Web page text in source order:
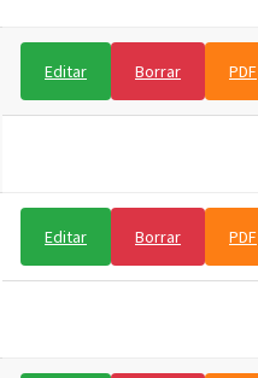
Editar Borrar PDF
Editar Borrar PDF